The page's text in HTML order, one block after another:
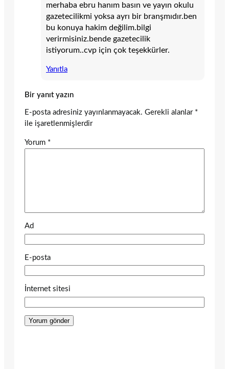
merhaba ebru hanım basın ve yayın okulu
gazetecilikmi yoksa ayrı bir branşmıdır.ben
bu konuya hakim değilim.bilgi
verirmisiniz.bende gazetecilik
istiyorum..cvp için çok teşekkürler.
Yanıtla
Bir yanıt yazın
E-posta adresiniz yayınlanmayacak. Gerekli alanlar *
ile işaretlenmişlerdir
Yorum *
Ad
E-posta
İnternet sitesi